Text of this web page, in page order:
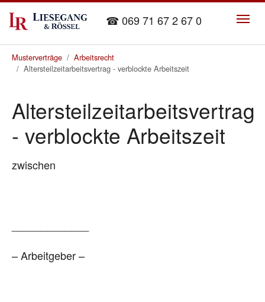
Skip to main content
☎ 069 71 67 2 67 0
You are here:
Musterverträge
Arbeitsrecht
Altersteilzeitarbeitsvertrag - verblockte Arbeitszeit
Altersteilzeitarbeitsvertrag
- verblockte Arbeitszeit
zwischen
– Arbeitgeber –